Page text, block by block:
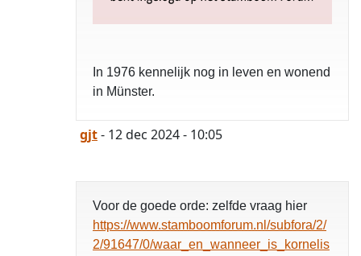
In 1976 kennelijk nog in leven en wonend
in Münster.
gjt- 12 dec 2024 - 10:05
Voor de goede orde: zelfde vraag hier
https://www.stamboomforum.nl/subfora/2/
2/91647/0/waar_en_wanneer_is_kornelis